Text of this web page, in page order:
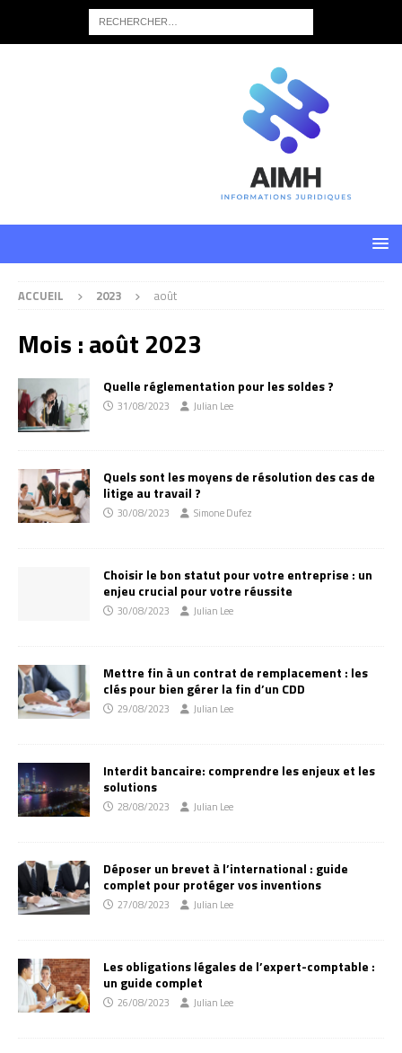
ACCUEIL 2023 août
Mois :août 2023
Quelle réglementation pour les soldes ?
31/08/2023 Julian Lee
Quels sont les moyens de résolution des cas de
litige au travail ?
30/08/2023 Simone Dufez
Choisir le bon statut pour votre entreprise : un
enjeu crucial pour votre réussite
30/08/2023 Julian Lee
Mettre fin à un contrat de remplacement : les
clés pour bien gérer la fin d’un CDD
29/08/2023 Julian Lee
Interdit bancaire: comprendre les enjeux et les
solutions
28/08/2023 Julian Lee
Déposer un brevet à l’international : guide
complet pour protéger vos inventions
27/08/2023 Julian Lee
Les obligations légales de l’expert-comptable :
un guide complet
26/08/2023 Julian Lee